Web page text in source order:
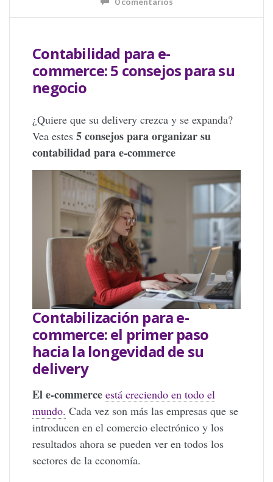
Contabilidad para e-
commerce: 5 consejos para su
negocio
¿Quiere que su delivery crezca y se expanda?
Vea estes5 consejos para organizar su
contabilidad para e-commerce
Contabilización para e-
commerce: el primer paso
hacia la longevidad de su
delivery
El e-commerce está creciendo en todo el
mundo. Cada vez son más las empresas que se
introducen en el comercio electrónico y los
resultados ahora se pueden ver en todos los
sectores de la economía.